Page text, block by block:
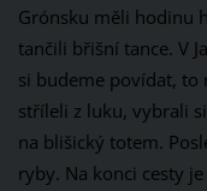
Grónsku měli hodinu
tančili břišní tance. V
si budeme povídat, to
stříleli z luku, vybrali
na blišický totem.
ryby. Na konci cesty